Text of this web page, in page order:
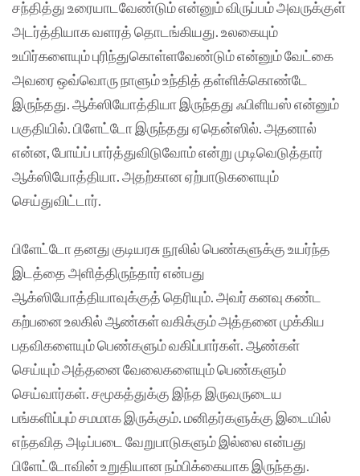
சந்தித்து உரையாடவேண்டும் என்னும் விருப்பம் அவருக்குள்
அடர்த்தியாக வளரத் தொடங்கியது. உலகையும்
உயிர்களையும் புரிந்துகொள்ளவேண்டும் என்னும் வேட்கை
அவரை ஒவ்வொரு நாளும் உந்தித் தள்ளிக்கொண்டே
இருந்தது. ஆக்ஸியோத்தியா இருந்தது ஃபிளியஸ் என்னும்
பகுதியில். பிளேட்டோ இருந்தது ஏதென்ஸில். அதனால்
என்ன, போய்ப் பார்த்துவிடுவோம் என்று முடிவெடுத்தார்
ஆக்ஸியோத்தியா. அதற்கான ஏற்பாடுகளையும்
செய்துவிட்டார்.
பிளேட்டோ தனது குடியரசு நூலில் பெண்களுக்கு உயர்ந்த
இடத்தை அளித்திருந்தார் என்பது
ஆக்ஸியோத்தியாவுக்குத் தெரியும். அவர் கனவு கண்ட
கற்பனை உலகில் ஆண்கள் வகிக்கும் அத்தனை முக்கிய
பதவிகளையும் பெண்களும் வகிப்பார்கள். ஆண்கள்
செய்யும் அத்தனை வேலைகளையும் பெண்களும்
செய்வார்கள். சமூகத்துக்கு இந்த இருவருடைய
பங்களிப்பும் சமமாக இருக்கும். மனிதர்களுக்கு இடையில்
எந்தவித அடிப்படை வேறுபாடுகளும் இல்லை என்பது
பிளேட்டோவின் உறுதியான நம்பிக்கையாக இருந்தது.